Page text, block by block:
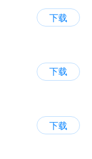
下载
下载
下载